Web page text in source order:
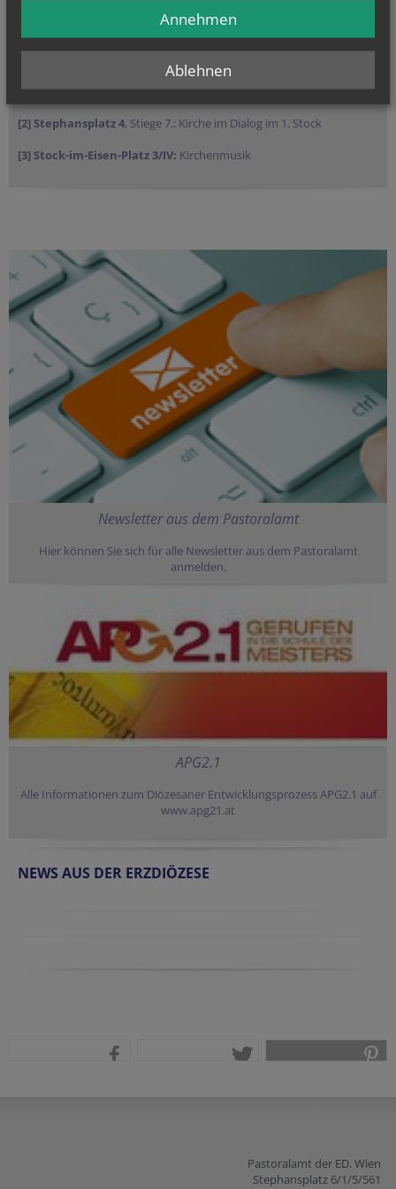
Öffnungszeiten:Montag bis Donnerstag 9-16 Uhr, Freitag 9-12 Uhr
, Stiege 1: die meisten Büros sind im 5. Stock,
Kirche im Dialog (Thema Weltkirche) im 6. Stock.
[2] Stephansplatz 4, Stiege 7.: Kirche im Dialog im 1. Stock
[3] Stock-im-Eisen-Platz 3/IV: Kirchenmusik
Newsletter aus dem Pastoralamt
Hier können Sie sich für alle Newsletter aus dem Pastoralamt
anmelden.
APG2.1
Alle Informationen zum Diözesaner Entwicklungsprozess APG2.1 auf
www.apg21.at
NEWS AUS DER ERZDIÖZESE
Pastoralamt der ED. Wien
Stephansplatz 6/1/5/561
Ablehnen
Annehmen